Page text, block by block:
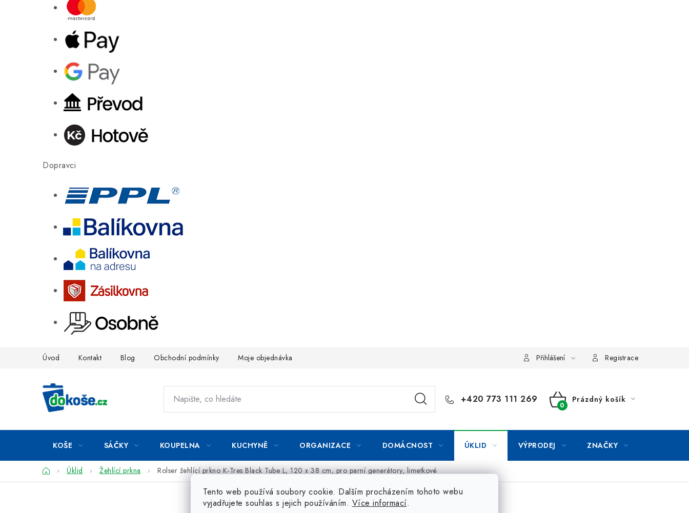
Dopravci
Tento web používá soubory cookie. Dalším procházením tohoto webu
vyjadřujete souhlas s jejich používáním. Více informací.
Úvod Kontakt Blog Obchodní podmínky Moje objednávka Přihlášení Registrace
+420 773 111 269
NÁKUPNÍ
Prázdný košík
KOŠE SÁČKY KOUPELNA KUCHYNĚ ORGANIZACE DOMÁCNOST ÚKLID VÝPRODEJ ZNAČKY
DomůÚklid Žehlící prkna Rolser žehlící prkno K-Tres Black Tube L, 120 x 38 cm, pro parní generátory, limetkové